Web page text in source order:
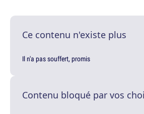
Ce contenu n'existe plus
Il n'a pas souffert, promis
Contenu bloqué par vos